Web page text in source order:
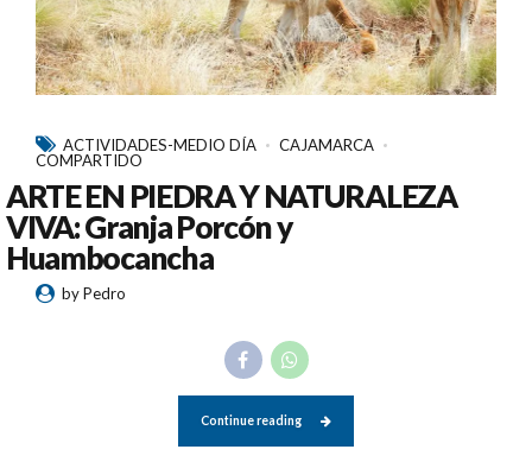
ACTIVIDADES-MEDIO DÍA
CAJAMARCA
COMPARTIDO
ARTE EN PIEDRA Y NATURALEZA
VIVA: Granja Porcón y
Huambocancha
by Pedro
Continue reading